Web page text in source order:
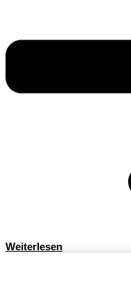
Weiterlesen